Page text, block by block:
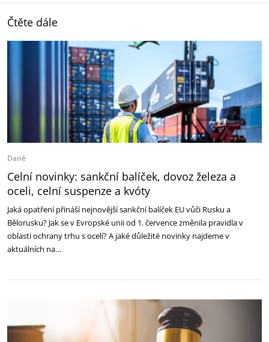
Čtěte dále
Daně
Celní novinky: sankční balíček, dovoz železa a
oceli, celní suspenze a kvóty
Jaká opatření přináší nejnovější sankční balíček EU vůči Rusku a
Bělorusku? Jak se v Evropské unii od 1. července změnila pravidla v
oblasti ochrany trhu s ocelí? A jaké důležité novinky najdeme v
aktuálních na…